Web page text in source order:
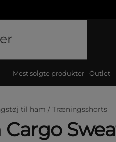
Mest solgte produkter Outlet
til ham / Træningsshorts